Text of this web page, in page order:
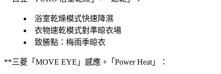
浴室乾燥模式快速降濕
衣物速乾模式對準晾衣場
致勝點： 梅雨季晾衣
**三菱「MOVE EYE」感應 +「Power Heat」：